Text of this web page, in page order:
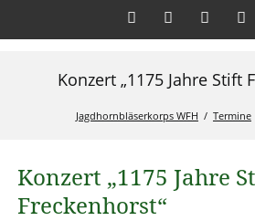
TwitterLinkedInInstagram
Konzert „1175 Jahre Stift
Jagdhornbläserkorps WFH Termine
Konzert „1175 Jahre
Freckenhorst“